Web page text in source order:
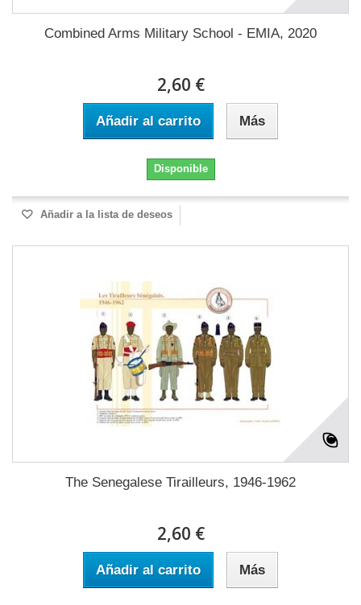
Combined Arms Military School - EMIA, 2020
2,60 €
Añadir al carrito Más
Disponible
Añadir a la lista de deseos
The Senegalese Tirailleurs, 1946-1962
2,60 €
Añadir al carrito Más